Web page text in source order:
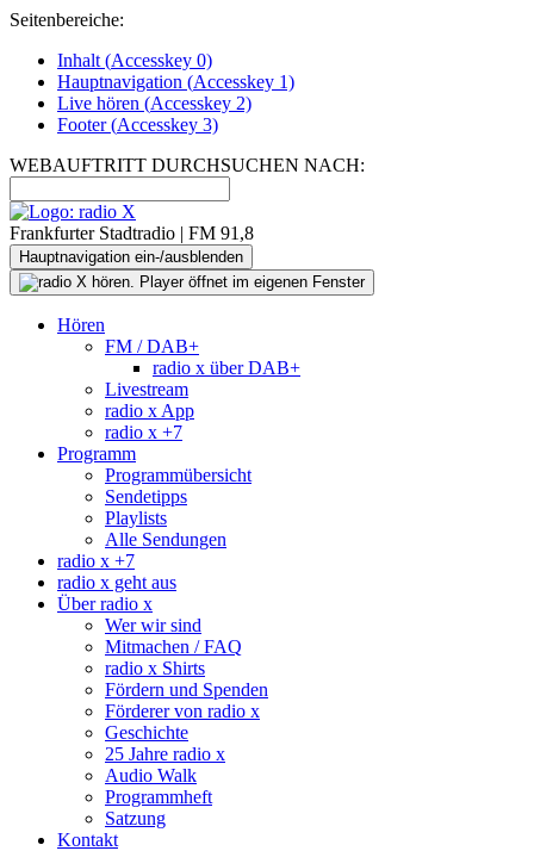
Seitenbereiche:
Inhalt (Accesskey 0)
Hauptnavigation (Accesskey 1)
Live hören (Accesskey 2)
Footer(Accesskey 3)
WEBAUFTRITT DURCHSUCHEN NACH:
Frankfurter Stadtradio | FM 91,8
Hauptnavigation ein-/ausblenden
Hören
FM / DAB+
radio x über DAB+
Livestream
radio x App
radio x +7
Programm
Programmübersicht
Sendetipps
Playlists
Alle Sendungen
radio x +7
radio x geht aus
Über radio x
Wer wir sind
Mitmachen / FAQ
radio x Shirts
Fördern und Spenden
Förderer von radio x
Geschichte
25 Jahre radio x
Audio Walk
Programmheft
Satzung
Kontakt